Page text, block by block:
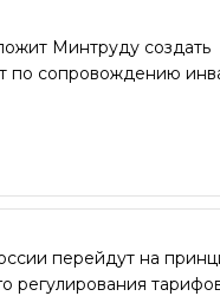
Минтруду создать
по сопровождению
перейдут на
регулирования